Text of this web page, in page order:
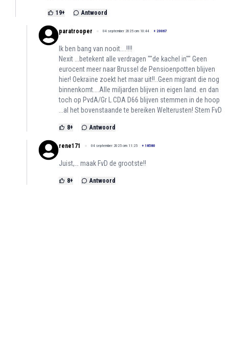
19+ Antwoord
paratrooper 04 september 2025 om 10:44 + 20067
Ik ben bang van nooit....!!!!
Nexit ...betekent alle verdragen ""de kachel in"" Geen
eurocent meer naar Brussel de Pensioenpotten blijven
hier! Oekraïne zoekt het maar uit!!..Geen migrant die nog
binnenkomt....Alle miljarden blijven in eigen land. en dan
toch op PvdA/Gr L CDA D66 blijven stemmen in de hoop
...al het bovenstaande te bereiken Welterusten! Stem FvD
8+ Antwoord
rene171 04 september 2025 om 11:25 + 18580
Juist,… maak FvD de grootste!!
8+ Antwoord